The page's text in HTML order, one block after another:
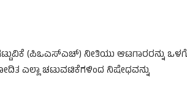
(ಪಿಒಎಸ್ಎಚ್) ನೀತಿಯು ಆಟಗಾರರನ್ನು
ಎಲ್ಲಾ ಚಟುವಟಿಕೆಗಳಿಂದ ನಿಷೇಧವನ್ನು